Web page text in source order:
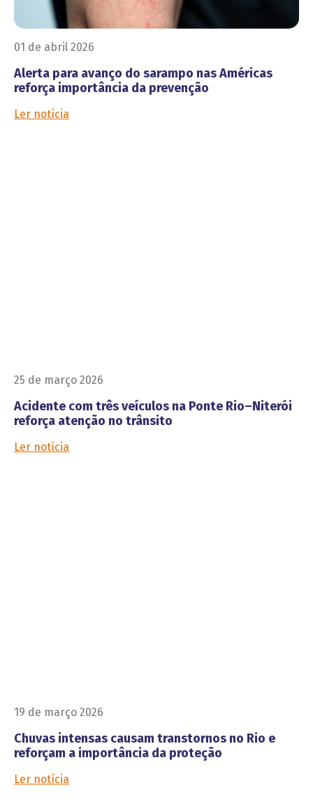
01 de abril 2026
Alerta para avanço do sarampo nas Américas
reforça importância da prevenção
Ler notícia
25 de março 2026
Acidente com três veículos na Ponte Rio–Niterói
reforça atenção no trânsito
Ler notícia
19 de março 2026
Chuvas intensas causam transtornos no Rio e
reforçam a importância da proteção
Ler notícia